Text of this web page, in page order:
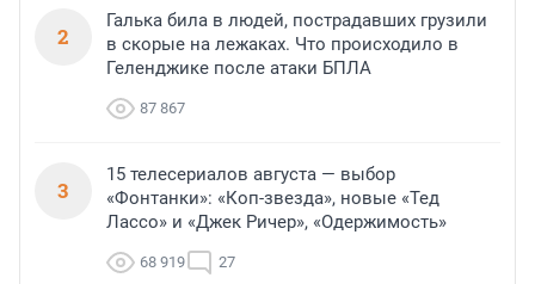
2
Галька била в людей, пострадавших грузили
в скорые на лежаках. Что происходило в
Геленджике после атаки БПЛА
87 867
3
15 телесериалов августа — выбор
«Фонтанки»: «Коп-звезда», новые «Тед
Лассо» и «Джек Ричер», «Одержимость»
68 919 27